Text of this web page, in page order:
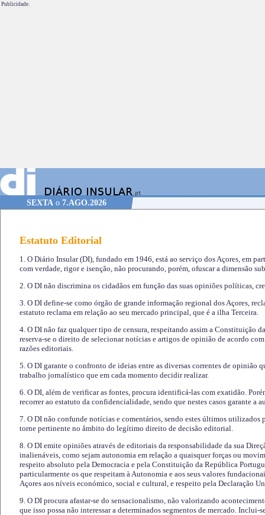
Publicidade.
SEXTA o 7.AGO.2026
Estatuto Editorial
1. O Diário Insular (DI), fundado em 1946, está ao serviço dos Açores, em
com verdade, rigor e isenção, não procurando, porém, ofuscar a dimensão
2. O DI não discrimina os cidadãos em função das suas opiniões políticas,
3. O DI define-se como órgão de grande informação regional dos Açores,
estatuto reclama em relação ao seu mercado principal, que é a ilha Terceira.
4. O DI não faz qualquer tipo de censura, respeitando assim a Constituição
reserva-se o direito de selecionar notícias e artigos de opinião de acordo
razões editoriais.
5. O DI garante o confronto de ideias entre as diversas correntes de opinião
trabalho jornalístico que em cada momento decidir realizar.
6. O DI, além de verificar as fontes, procura identificá-las com exatidão.
recorrer ao estatuto da confidencialidade, sendo que nestes casos garante a
7. O DI não confunde notícias e comentários, sendo estes últimos utilizados
torne pertinente no âmbito do legítimo direito de decisão editorial.
8. O DI emite opiniões através de editoriais da responsabilidade da sua
inalienáveis, como sejam autonomia em relação a quaisquer forças ou
respeito absoluto pela Democracia e pela Constituição da República
particularmente os que respeitam à Autonomia e aos seus valores
Açores aos níveis económico, social e cultural, e respeito pela Declaração
9. O DI procura afastar-se do sensacionalismo, não valorizando
que isso possa não interessar a determinados segmentos de mercado.